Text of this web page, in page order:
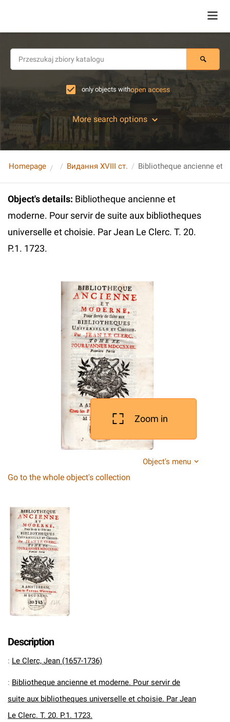
only objects withopen access
More search options
Homepage Видання XVIII ст.
Object's details: Bibliotheque ancienne et
moderne. Pour servir de suite aux bibliotheques
universelle et choisie. Par Jean Le Clerc. T. 20.
P.1. 1723.
Zoom in
Object's menu
Go to the whole object's collection
Description
: Le Clerc, Jean (1657-1736)
: Bibliotheque ancienne et moderne. Pour servir de
suite aux bibliotheques universelle et choisie. Par Jean
Le Clerc. T. 20. P.1. 1723.